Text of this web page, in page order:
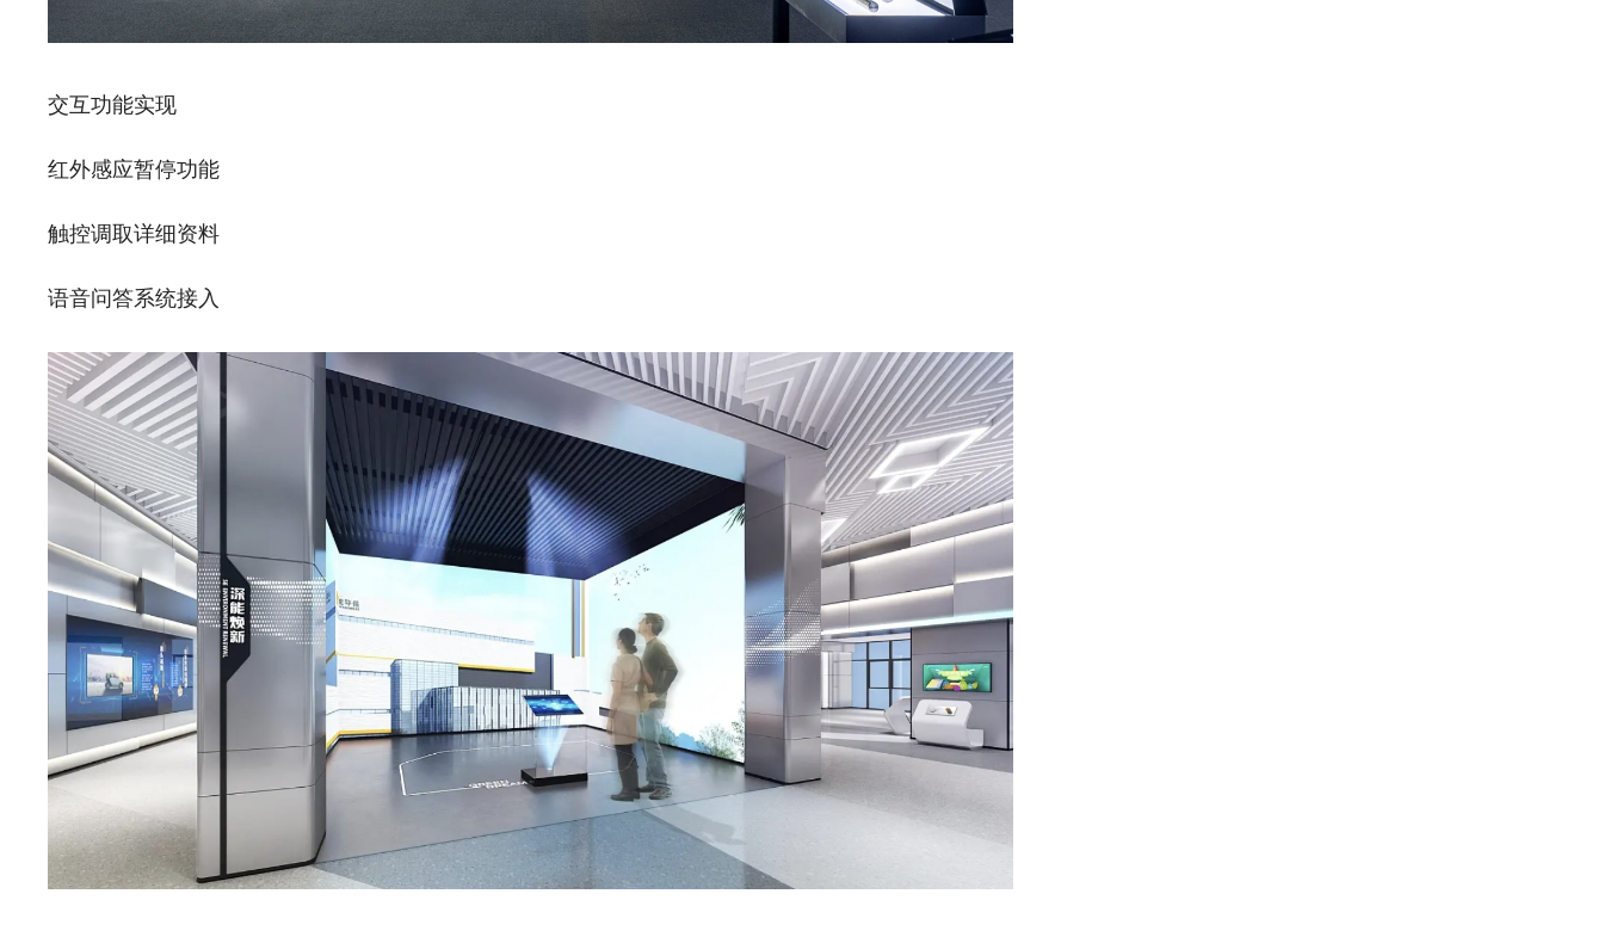
交互功能实现
红外感应暂停功能
触控调取详细资料
语音问答系统接入